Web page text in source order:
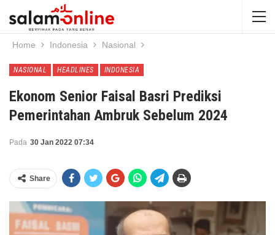
Home Indonesia Nasional
NASIONAL HEADLINES INDONESIA
Ekonom Senior Faisal Basri Prediksi
Pemerintahan Ambruk Sebelum 2024
Pada 30 Jan 2022 07:34
Share